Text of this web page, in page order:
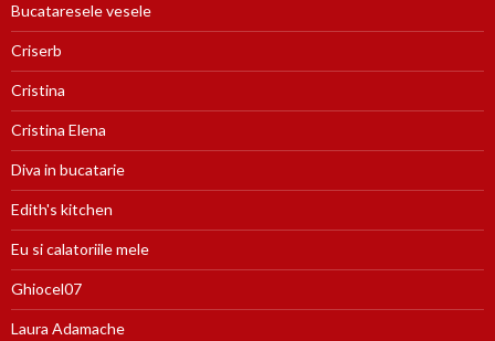
Bucataresele vesele
Criserb
Cristina
Cristina Elena
Diva in bucatarie
Edith's kitchen
Eu si calatoriile mele
Ghiocel07
Laura Adamache